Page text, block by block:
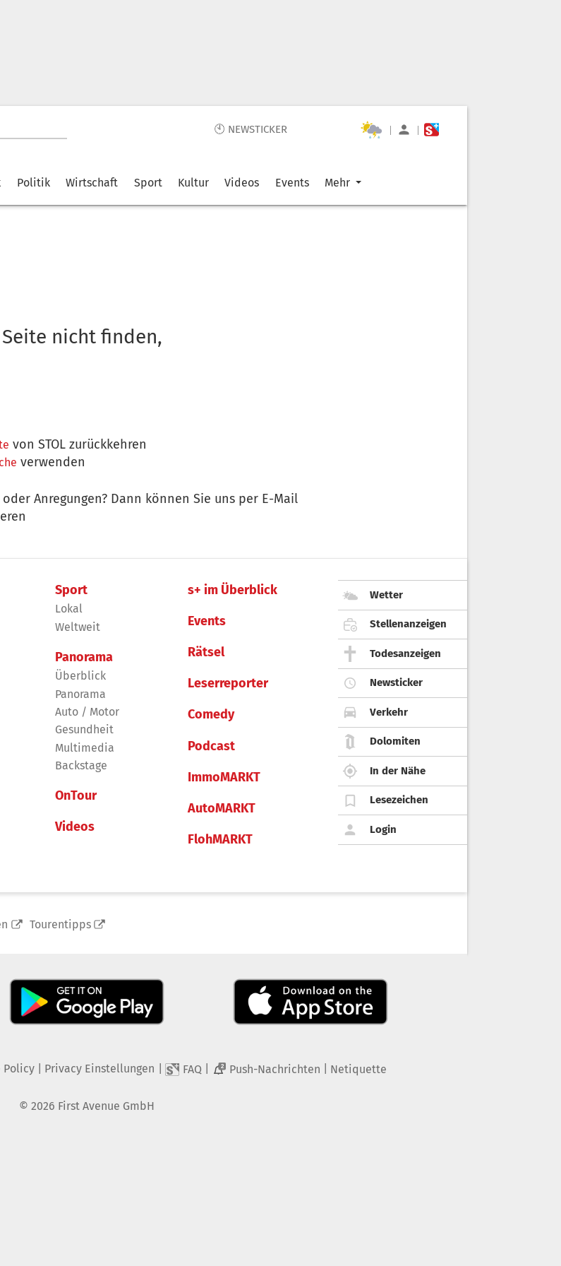
🕙 NEWSTICKER | |
Politik Wirtschaft Sport Kultur Videos Events Mehr
nicht finden,
von STOL zurückkehren
verwenden
Anregungen? Dann können Sie uns per E-Mail
Sport
Lokal
Weltweit
Panorama
Überblick
Panorama
Auto / Motor
Gesundheit
Multimedia
Backstage
OnTour
Videos
s+ im Überblick
Events
Rätsel
Leserreporter
Comedy
Podcast
ImmoMARKT
AutoMARKT
FlohMARKT
Wetter
Stellenanzeigen
Todesanzeigen
Newsticker
Verkehr
Dolomiten
In der Nähe
Lesezeichen
Login
Tourentipps
Policy| Privacy Einstellungen FAQ 2 Push-Nachrichten Netiquette
© 2026 First Avenue GmbH